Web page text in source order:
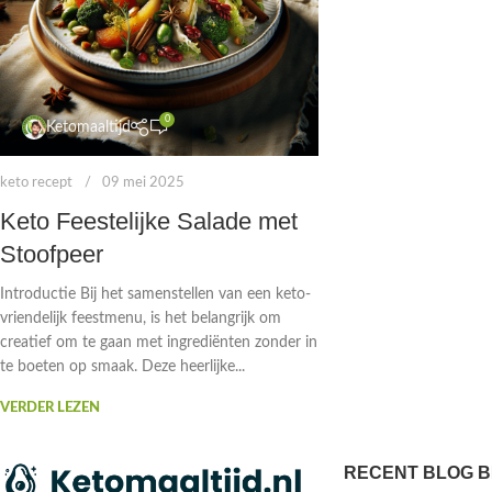
Ketomaaltijd
0
keto recept 09 mei 2025
Keto Feestelijke Salade met
Stoofpeer
Introductie Bij het samenstellen van een keto-
vriendelijk feestmenu, is het belangrijk om
creatief om te gaan met ingrediënten zonder in
te boeten op smaak. Deze heerlijke...
VERDER LEZEN
RECENT BLOG